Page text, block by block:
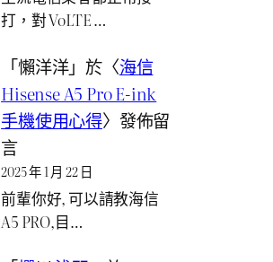
打，對 VoLTE …
「懶洋洋」於〈海信
Hisense A5 Pro E-ink
手機使用心得〉發佈留
言
2025 年 1 月 22 日
前輩你好, 可以請教海信
A5 PRO,目…